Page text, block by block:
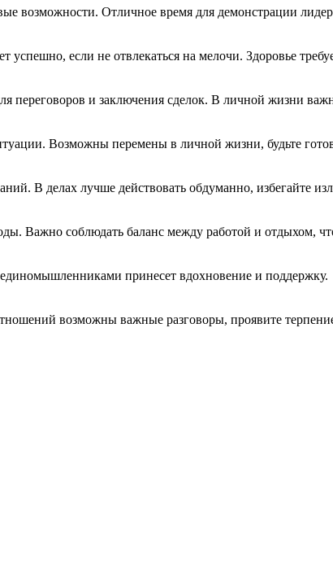
возможности. Отличное время для демонстрации
успешно, если не отвлекаться на мелочи. Здоровье
переговоров и заключения сделок. В личной жизни
Возможны перемены в личной жизни, будьте
В делах лучше действовать обдуманно, избегайте
Важно соблюдать баланс между работой и отдыхом,
принесет вдохновение и поддержку.
возможны важные разговоры, проявите